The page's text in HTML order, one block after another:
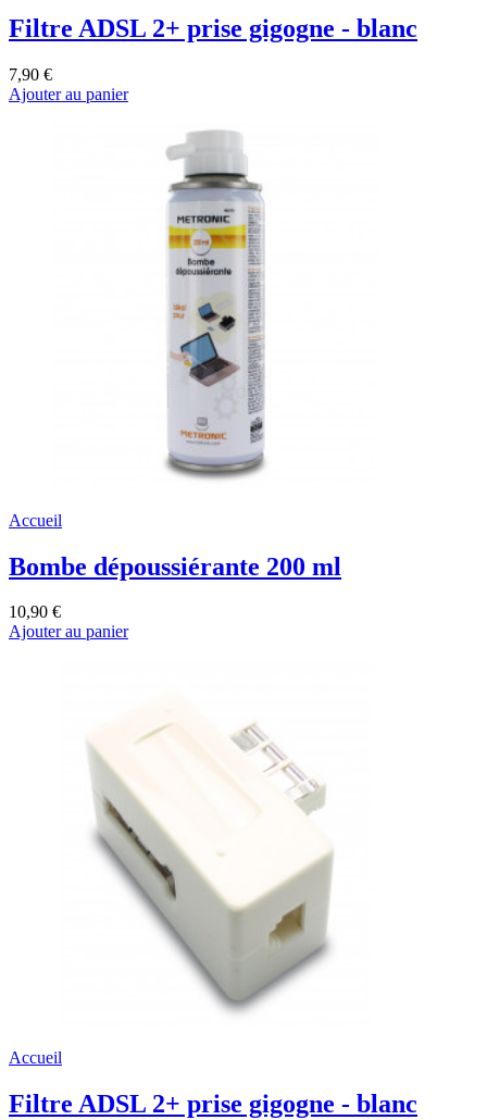
Filtre ADSL 2+ prise gigogne - blanc
7,90 €
Ajouter au panier
Accueil
Bombe dépoussiérante 200 ml
10,90 €
Ajouter au panier
Accueil
Filtre ADSL 2+ prise gigogne - blanc